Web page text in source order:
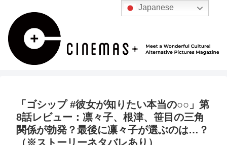
「ゴシップ #彼女が知りたい本当の○○」第
8話レビュー：凛々子、根津、笹目の三角
関係が勃発？最後に凛々子が選ぶのは…？
（※ストーリーネタバレあり）
Japanese